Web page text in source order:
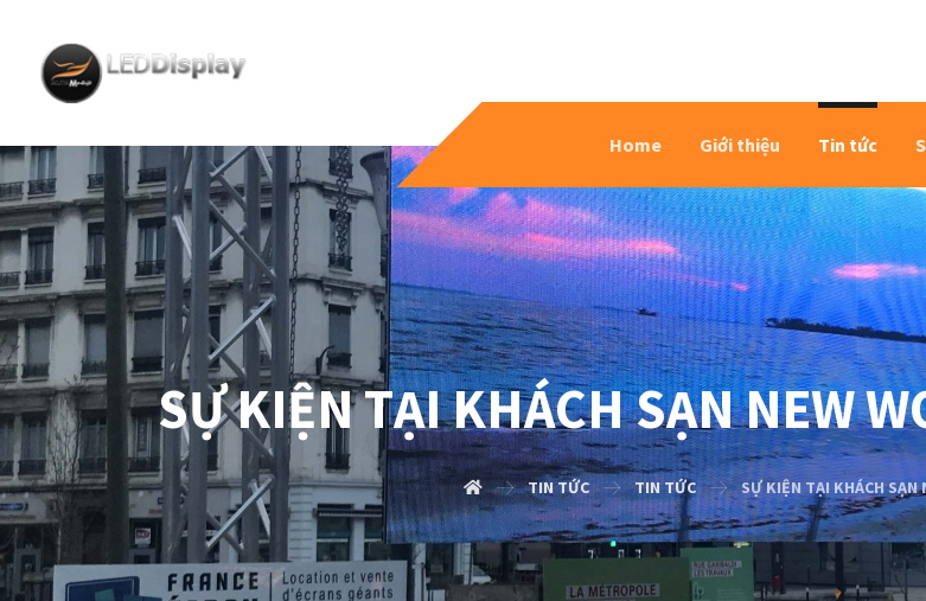
Home Giới thiệu Tin tức
SỰ KIỆN TẠI KHÁCH SẠN NEW
TIN TỨC TIN TỨC SỰ KIỆN TẠI KHÁCH SẠN